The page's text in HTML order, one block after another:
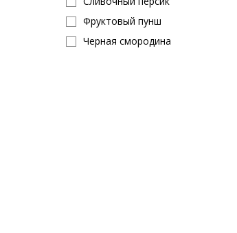
Фруктовый пунш
Черная смородина